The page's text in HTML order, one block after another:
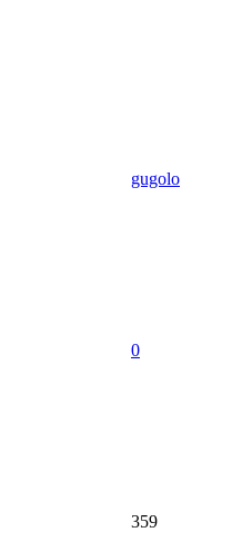
gugolo
0
359